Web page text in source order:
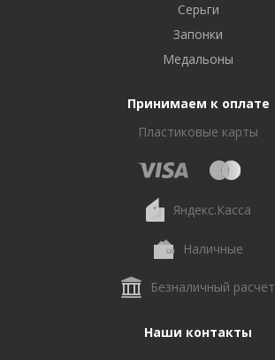
Серьги
Запонки
Медальоны
Принимаем к оплате
Пластиковые карты
Яндекс.Касса
Наличные
Безналичный расчет
Наши контакты